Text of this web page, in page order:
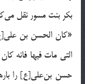
بكر بنت مسور نقل
«كان الحسن بن
التى مات فيها فانه
حسن بن‌على[ع] را